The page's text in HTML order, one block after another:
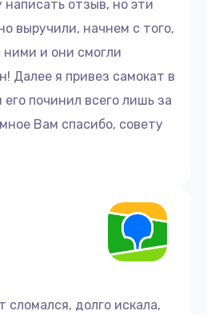
написать отзыв, но эти
выручили, начнем с того,
ними и они смогли
Далее я привез самокат в
починил всего лишь за
Вам спасибо, совету
сломался, долго искала,